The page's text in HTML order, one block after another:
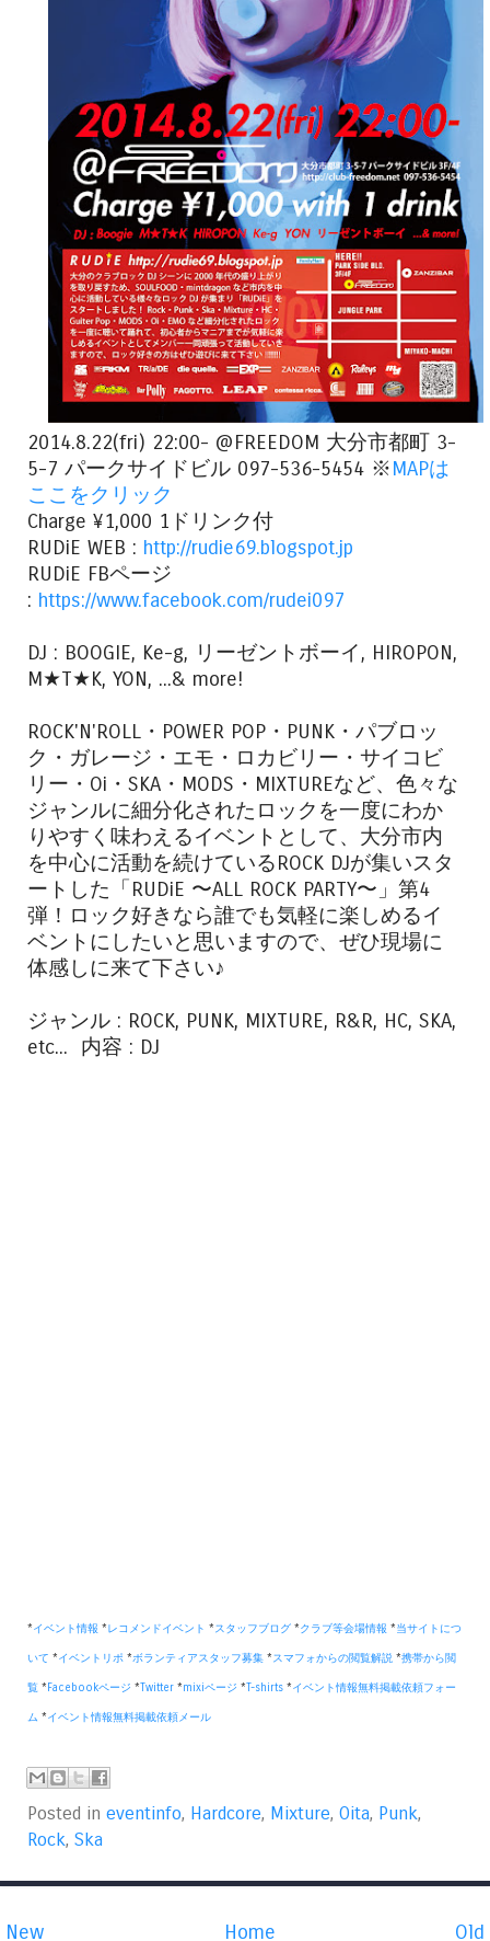
2014.8.22(fri) 22:00- @FREEDOM 大分市都町 3-
5-7 パークサイドビル 097-536-5454 ※MAPは
ここをクリック
Charge ¥1,000 1ドリンク付
RUDiE WEB : http://rudie69.blogspot.jp
RUDiE FBページ
: https://www.facebook.com/rudei097
DJ : BOOGIE, Ke-g, リーゼントボーイ, HIROPON,
M★T★K, YON, ...& more!
ROCK'N'ROLL・POWER POP・PUNK・パブロッ
ク・ガレージ・エモ・ロカビリー・サイコビ
リー・Oi・SKA・MODS・MIXTUREなど、色々な
ジャンルに細分化されたロックを一度にわか
りやすく味わえるイベントとして、大分市内
を中心に活動を続けているROCK DJが集いスタ
ートした「RUDiE 〜ALL ROCK PARTY〜」第4
弾！ロック好きなら誰でも気軽に楽しめるイ
ベントにしたいと思いますので、ぜひ現場に
体感しに来て下さい♪
ジャンル : ROCK, PUNK, MIXTURE, R&R, HC, SKA,
etc... 内容 : DJ
*イベント情報 *レコメンドイベント *スタッフブログ *クラブ等会場情報 *当サイトにつ
いて *イベントリポ *ボランティアスタッフ募集 *スマフォからの閲覧解説 *携帯から閲
覧 * Facebookページ *Twitter *mixiページ *T-shirts *イベント情報無料掲載依頼フォー
ム *イベント情報無料掲載依頼メール
Posted in eventinfo, Hardcore, Mixture, Oita, Punk,
Rock, Ska
New Old
Home